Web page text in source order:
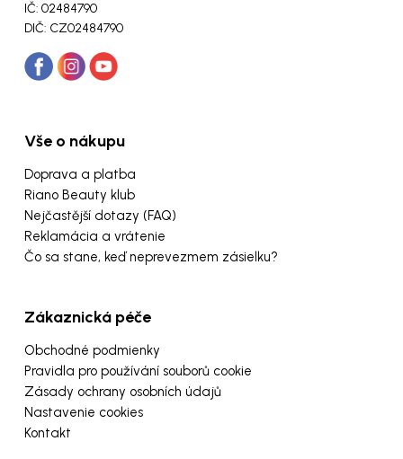
IČ: 02484790
DIČ: CZ02484790
Vše o nákupu
Doprava a platba
Riano Beauty klub
Nejčastější dotazy (FAQ)
Reklamácia a vrátenie
Čo sa stane, keď neprevezmem zásielku?
Zákaznická péče
Obchodné podmienky
Pravidla pro používání souborů cookie
Zásady ochrany osobních údajů
Nastavenie cookies
Kontakt